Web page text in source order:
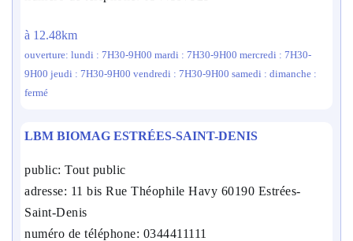
à 12.48km
ouverture: lundi : 7H30-9H00 mardi : 7H30-9H00 mercredi : 7H30-
9H00 jeudi : 7H30-9H00 vendredi : 7H30-9H00 samedi : dimanche :
fermé
LBM BIOMAG ESTRÉES-SAINT-DENIS
public: Tout public
adresse: 11 bis Rue Théophile Havy 60190 Estrées-
Saint-Denis
numéro de téléphone: 0344411111